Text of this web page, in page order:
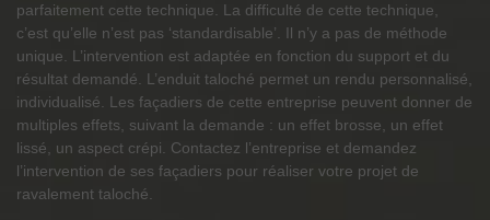
parfaitement cette technique. La difficulté de cette technique,
c’est qu’elle n’est pas ‘standardisable’. Il n’y a pas de méthode
unique. L’intervention est adaptée en fonction du support et du
résultat demandé. L’enduit taloché permet un rendu personnalisé,
individualisé. Les façadiers de cette entreprise peuvent donner de
multiples effets, suivant la demande : un effet brosse, un effet
lissé, un aspect crépi. Contactez l’entreprise et demandez
l’intervention de ses façadiers pour réaliser votre projet de
ravalement taloché.